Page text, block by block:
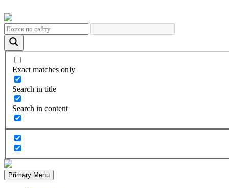
Exact matches only
Search in title
Search in content
Primary Menu